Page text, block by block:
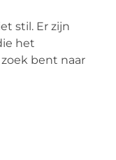
stil. Er zijn
het
bent naar